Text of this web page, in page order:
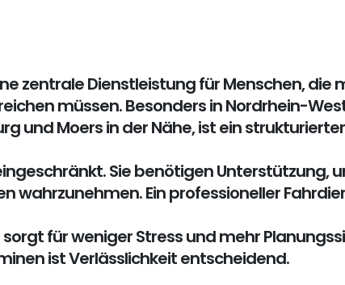
zentrale Dienstleistung für Menschen, die
müssen. Besonders in Nordrhein-
und Moers in der Nähe, ist ein
Sie benötigen Unterstützung,
wahrzunehmen. Ein professioneller
für weniger Stress und mehr
ist Verlässlichkeit entscheidend.
Mobilität für Patienten
April 13, 2026
Medizinische Fahrten Krefeld
Patienten in Nordrhein-
Westfalen
This is a stardard post with
preview image
Juni 13,
This is
This is
Juni 10,